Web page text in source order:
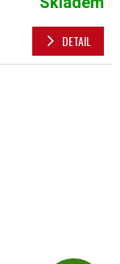
DETAIL